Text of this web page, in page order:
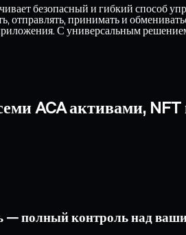
безопасный и гибкий способ
отправлять, принимать и
С универсальным
ACA активами,
— полный контроль над